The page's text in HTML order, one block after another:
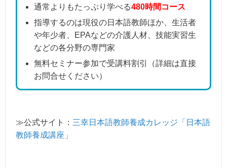
通常よりもたっぷり学べる480時間コース
指導するのは現役の日本語教師ほか、生活者
や年少者、EPAなどの介護人材、技能実習生
などの各分野の専門家
無料セミナー参加で受講料割引（詳細は直接
お問合せください）
≫公式サイト： 三幸日本語教師養成カレッジ「日本語
教師養成講座」